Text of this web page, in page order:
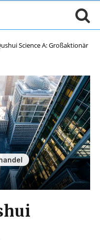
Science A: Großaktionär
,